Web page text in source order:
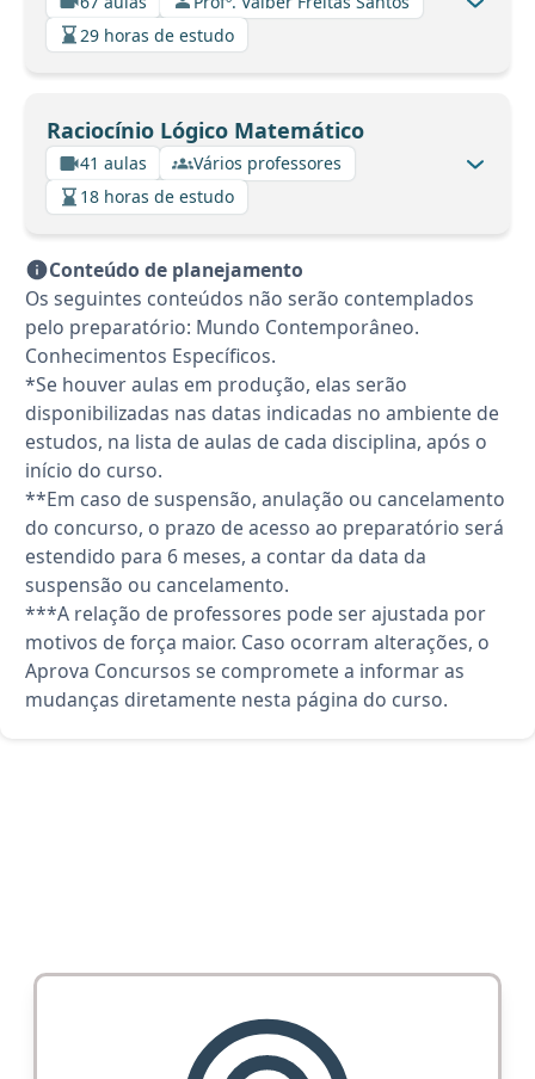
29 horas de estudo
Raciocínio Lógico Matemático
41 aulas
Vários professores
18 horas de estudo
Conteúdo de planejamento
Os seguintes conteúdos não serão contemplados
pelo preparatório: Mundo Contemporâneo.
Conhecimentos Específicos.
*Se houver aulas em produção, elas serão
disponibilizadas nas datas indicadas no ambiente de
estudos, na lista de aulas de cada disciplina, após o
início do curso.
**Em caso de suspensão, anulação ou cancelamento
do concurso, o prazo de acesso ao preparatório será
estendido para 6 meses, a contar da data da
suspensão ou cancelamento.
***A relação de professores pode ser ajustada por
motivos de força maior. Caso ocorram alterações, o
Aprova Concursos se compromete a informar as
mudanças diretamente nesta página do curso.